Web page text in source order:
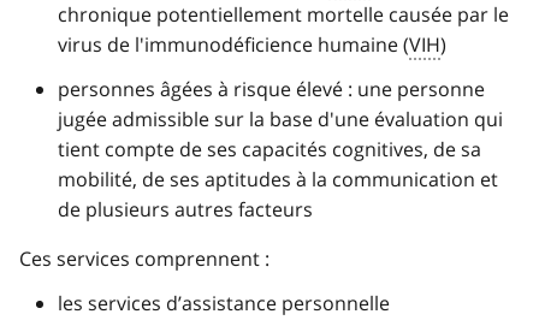
chronique potentiellement mortelle causée par le
virus de l'immunodéficience humaine (VIH)
personnes âgées à risque élevé : une personne
jugée admissible sur la base d'une évaluation qui
tient compte de ses capacités cognitives, de sa
mobilité, de ses aptitudes à la communication et
de plusieurs autres facteurs
Ces services comprennent :
les services d’assistance personnelle